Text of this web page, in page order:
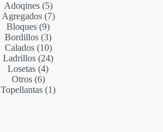
Adoqines 5
Agregados 7
Bloques 9
Bordillos 3
Calados 10
Ladrillos 24
Losetas 4
Otros 6
Topellantas 1